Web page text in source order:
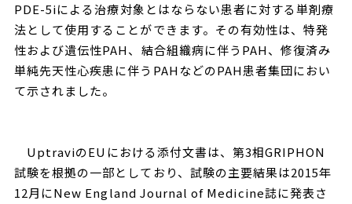
PDE-5iによる治療対象とはならない患者に対する単剤療
法として使用することができます。その有効性は、特発
性および遺伝性PAH、結合組織病に伴うPAH、修復済み
単純先天性心疾患に伴うPAHなどのPAH患者集団におい
て示されました。
UptraviのEUにおける添付文書は、第3相GRIPHON
試験を根拠の一部としており、試験の主要結果は2015年
12月にNew England Journal of Medicine誌に発表さ